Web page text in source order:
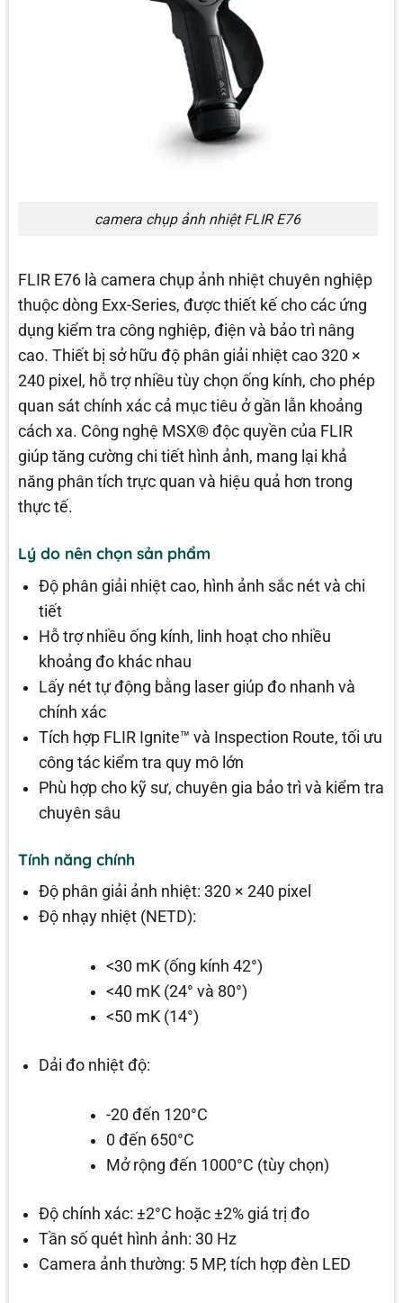
camera chụp ảnh nhiệt FLIR E76
FLIR E76 là camera chụp ảnh nhiệt chuyên nghiệp
thuộc dòng Exx-Series, được thiết kế cho các ứng
dụng kiểm tra công nghiệp, điện và bảo trì nâng
cao. Thiết bị sở hữu độ phân giải nhiệt cao 320 ×
240 pixel, hỗ trợ nhiều tùy chọn ống kính, cho phép
quan sát chính xác cả mục tiêu ở gần lẫn khoảng
cách xa. Công nghệ MSX® độc quyền của FLIR
giúp tăng cường chi tiết hình ảnh, mang lại khả
năng phân tích trực quan và hiệu quả hơn trong
thực tế.
Lý do nên chọn sản phẩm
Độ phân giải nhiệt cao, hình ảnh sắc nét và chi
tiết
Hỗ trợ nhiều ống kính, linh hoạt cho nhiều
khoảng đo khác nhau
Lấy nét tự động bằng laser giúp đo nhanh và
chính xác
Tích hợp FLIR Ignite™ và Inspection Route, tối ưu
công tác kiểm tra quy mô lớn
Phù hợp cho kỹ sư, chuyên gia bảo trì và kiểm tra
chuyên sâu
Tính năng chính
Độ phân giải ảnh nhiệt: 320 × 240 pixel
Độ nhạy nhiệt (NETD):
<30 mK (ống kính 42°)
<40 mK (24° và 80°)
<50 mK (14°)
Dải đo nhiệt độ:
-20 đến 120°C
0 đến 650°C
Mở rộng đến 1000°C (tùy chọn)
Độ chính xác: ±2°C hoặc ±2% giá trị đo
Tần số quét hình ảnh: 30 Hz
Camera ảnh thường: 5 MP, tích hợp đèn LED